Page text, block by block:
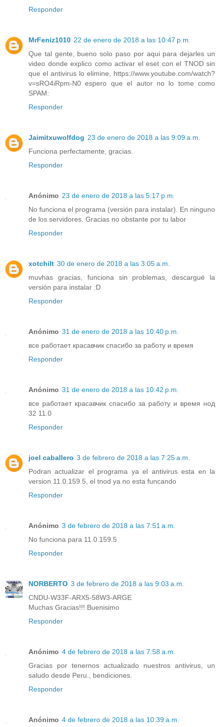
Responder
MrFeniz1010 22 de enero de 2018 a las 10:47 p.m.
Que tal gente, bueno solo paso por aqui para dejarles un
video donde explico como activar el eset con el TNOD sin
que el antivirus lo elimine, https://www.youtube.com/watch?
v=sRO4iRpm-N0 espero que el autor no lo tome como
SPAM:
Responder
Jaimitxuwolfdog 23 de enero de 2018 a las 9:09 a.m.
Funciona perfectamente, gracias.
Responder
Anónimo 23 de enero de 2018 a las 5:17 p.m.
No funciona el programa (versión para instalar). En ninguno
de los servidores. Gracias no obstante por tu labor
Responder
xotchilt 30 de enero de 2018 a las 3:05 a.m.
muvhas gracias, funciona sin problemas, descargué la
versión para instalar :D
Responder
Anónimo 31 de enero de 2018 a las 10:40 p.m.
все работает красавчик спасибо за работу и время
Responder
Anónimo 31 de enero de 2018 a las 10:42 p.m.
все работает красавчик спасибо за работу и время нод
32 11.0
Responder
joel caballero 3 de febrero de 2018 a las 7:25 a.m.
Podran actualizar el programa ya el antivirus esta en la
version 11.0.159.5, el tnod ya no esta funcando
Responder
Anónimo 3 de febrero de 2018 a las 7:51 a.m.
No funciona para 11.0.159.5
Responder
NORBERTO 3 de febrero de 2018 a las 9:03 a.m.
CNDU-W33F-ARX5-58W3-ARGE
Muchas Gracias!!! Buenisimo
Responder
Anónimo 4 de febrero de 2018 a las 7:58 a.m.
Gracias por tenernos actualizado nuestros antivirus, un
saludo desde Peru., bendiciones.
Responder
Anónimo 4 de febrero de 2018 a las 10:39 a.m.